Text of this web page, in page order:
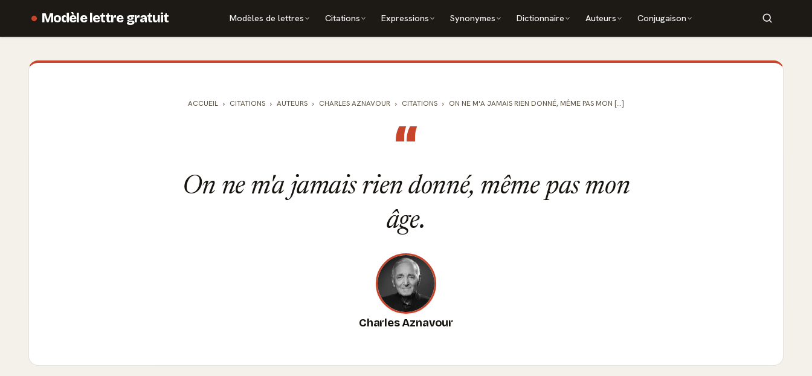
Modèle lettre gratuit Modèles de lettres Citations Expressions Synonymes Dictionnaire Auteurs Conjugaison
ACCUEIL CITATIONS AUTEURS CHARLES AZNAVOUR CITATIONS ON NE M'A JAMAIS RIEN DONNÉ, MÊME PAS MON [...]
“
On ne m'a jamais rien donné, même pas mon
âge.
Charles Aznavour